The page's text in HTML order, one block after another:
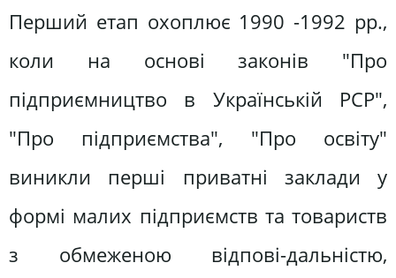
Перший етап охоплює 1990 -1992 pp.,
коли на основі законів "Про
підприємництво в Українській РСР",
"Про підприємства", "Про освіту"
виникли перші приватні заклади у
формі малих підприємств та товариств
з обмеженою відпові-дальністю,